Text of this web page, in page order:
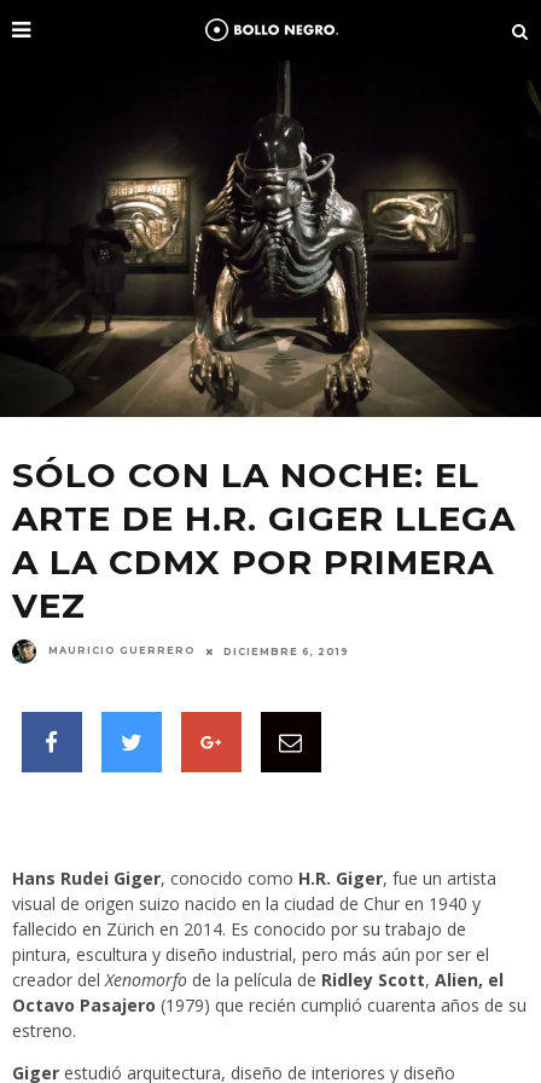
SÓLO CON LA NOCHE: EL
ARTE DE H.R. GIGER LLEGA
A LA CDMX POR PRIMERA
VEZ
MAURICIO GUERRERO DICIEMBRE 6, 2019
Hans Rudei Giger, conocido como H.R. Giger, fue un artista
visual de origen suizo nacido en la ciudad de Chur en 1940 y
fallecido en Zürich en 2014. Es conocido por su trabajo de
pintura, escultura y diseño industrial, pero más aún por ser el
creador delXenomorfo de la película de Ridley Scott, Alien, el
Octavo Pasajero (1979) que recién cumplió cuarenta años de su
estreno.
Giger estudió arquitectura, diseño de interiores y diseño